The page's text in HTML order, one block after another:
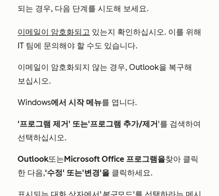
되는 경우, 다음 단계를 시도해 보세요.
이메일이 암호화되고 있는지 확인하십시오. 이를 위해
IT 팀에 문의해야 할 수도 있습니다.
이메일이 암호화되지 않는 경우, Outlook을 복구해
보십시오.
Windows에서 시작 메뉴를 엽니다.
'프로그램 제거' 또는'프로그램 추가/제거'를 검색하여
선택하십시오.
Outlook또는Microsoft Office 프로그램을찾아 클릭
한 다음,'수정' 또는'변경'을 클릭하세요.
표시되는 대화 상자에서'복구모드'를 선택하라는 메시